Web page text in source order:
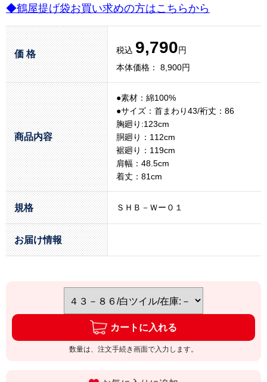
◆鶴屋提げ袋お買い求めの方はこちらから
価 格 税込 9,790円
本体価格： 8,900円
商品内容
●素材：綿100%
●サイズ：首まわり43/裄丈：86
胸廻り:123cm
胴廻り：112cm
裾廻り：119cm
肩幅：48.5cm
着丈：81cm
規格 ＳＨＢ－Ｗー０１
お届け情報
カートに入れる
数量は、注文手続き画面で入力します。